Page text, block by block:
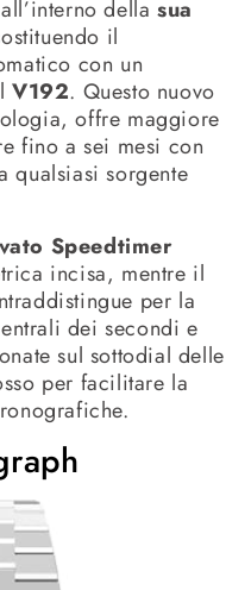
dellasua
il
con un
V192. Questo nuovo
offre maggiore
fino a sei mesi con
qualsiasi sorgente
Speedtimer
incisa, mentre il
per la
dei secondi e
sul sottodial delle
per facilitare la